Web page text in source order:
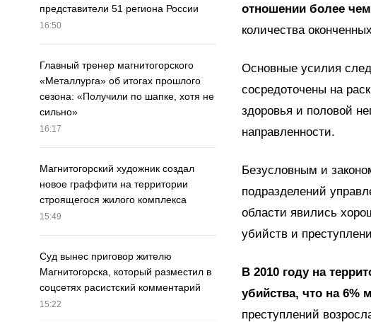
представители 51 региона России
16:50
Главный тренер магнитогорского
«Металлурга» об итогах прошлого
сезона: «Получили по шапке, хотя не
сильно»
16:17
Магнитогорский художник создал
новое граффити на территории
строящегося жилого комплекса
15:49
Суд вынес приговор жителю
Магнитогорска, который разместил в
соцсетях расистский комментарий
15:22
отношении более
количества
Основные усилия
сосредоточены на
здоровья и половой
направленности.
Безусловным и
подразделений
области явились
убийств и
В 2010 году на
убийства, что на 6%
преступлений